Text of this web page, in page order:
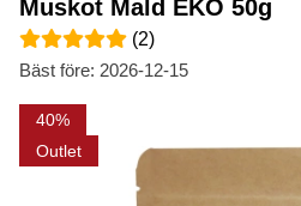
Muskot Mald EKO 50g
Medelbetyg 5 av 5 Antal betyg 2
(2)
Bäst före: 2026-12-15
40
Outlet
Produktbilder Muskot Mald EKO 50g